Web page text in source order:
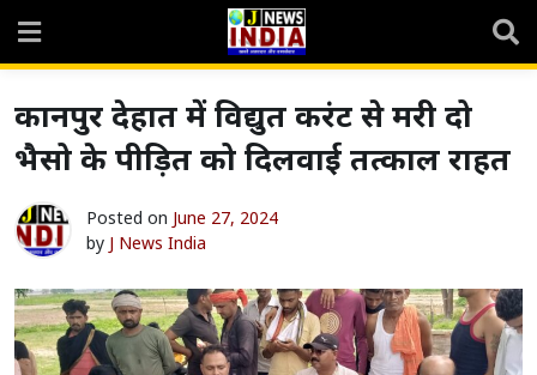
content
कानपुर देहात में विद्युत करंट से मरी दो
भैसो के पीड़ित को दिलवाई तत्काल राहत
Posted on June 27, 2024
by J News India